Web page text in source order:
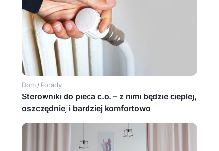
Dom / Porady
Sterowniki do pieca c.o. – z nimi będzie cieplej,
oszczędniej i bardziej komfortowo